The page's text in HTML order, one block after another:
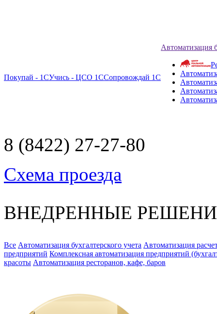
Покупай - 1СУчись - ЦСО 1ССопровождай 1С
Автоматизация
8 (8422) 27-27-80
Схема проезда
ВНЕДРЕННЫЕ
Все Автоматизация бухгалтерского учета Автоматизация
предприятий Комплексная автоматизация предприятий
красоты Автоматизация ресторанов, кафе, баров